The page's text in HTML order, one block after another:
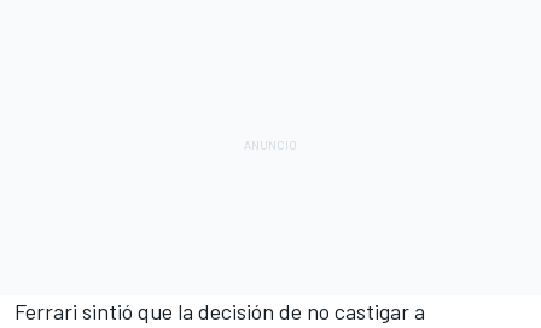
Ferrari sintió que la decisión de no castigar a